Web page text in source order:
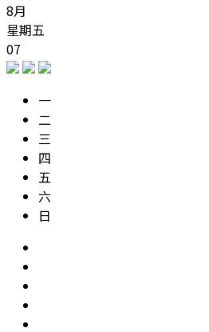
8月
星期五
07
一
二
三
四
五
六
日